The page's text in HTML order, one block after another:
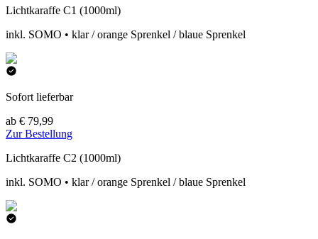
Lichtkaraffe C1 (1000ml)
inkl. SOMO • klar / orange Sprenkel / blaue Sprenkel
Sofort lieferbar
ab € 79,99
Zur Bestellung
Lichtkaraffe C2 (1000ml)
inkl. SOMO • klar / orange Sprenkel / blaue Sprenkel